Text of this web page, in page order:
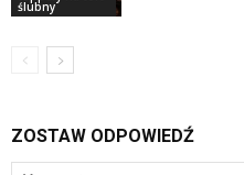
ślubny
ZOSTAW ODPOWIEDŹ